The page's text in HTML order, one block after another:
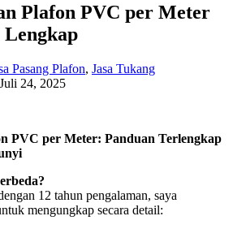
Plafon PVC per Meter
Pasang Plafon, Jasa Tukang
Juli 24, 2025
PVC per Meter: Panduan Terlengkap
12 tahun pengalaman, saya
mengungkap secara detail: